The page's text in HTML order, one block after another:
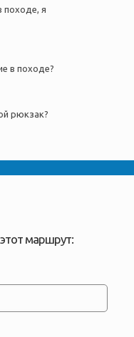
походе, я
в походе?
рюкзак?
маршрут: